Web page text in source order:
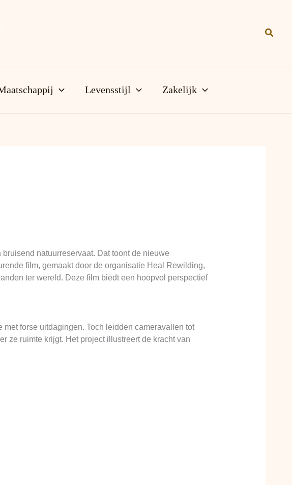
Levensstijl Zakelijk
natuurreservaat. Dat toont de nieuwe
film, gemaakt door de organisatie Heal Rewilding,
ter wereld. Deze film biedt een hoopvol perspectief
forse uitdagingen. Toch leidden cameravallen tot
ze ruimte krijgt. Het project illustreert de kracht van